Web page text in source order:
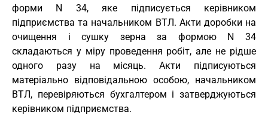
форми N 34, яке підписується керівником
підприємства та начальником ВТЛ. Акти доробки на
очищення і сушку зерна за формою N 34
складаються у міру проведення робіт, але не рідше
одного разу на місяць. Акти підписуються
матеріально відповідальною особою, начальником
ВТЛ, перевіряються бухгалтером і затверджуються
керівником підприємства.